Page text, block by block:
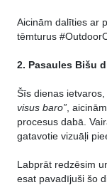
Aicinām dalīties ar
tēmturus
2. Pasaules Bišu
Šīs dienas ietvaros,
visus baro”,
procesus dabā.
gatavotie vizuāļi
Labprāt redzēsim
esat pavadījuši šo